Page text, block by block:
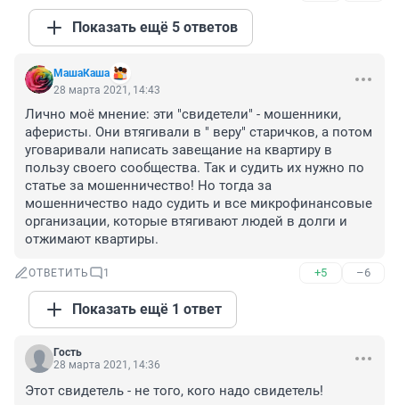
Показать ещё 5 ответов
МашаКаша
28 марта 2021, 14:43
Лично моё мнение: эти "свидетели" - мошенники,
аферисты. Они втягивали в " веру" старичков, а потом
уговаривали написать завещание на квартиру в
пользу своего сообщества. Так и судить их нужно по
статье за мошенничество! Но тогда за
мошенничество надо судить и все микрофинансовые
организации, которые втягивают людей в долги и
отжимают квартиры.
ОТВЕТИТЬ 1 +5 –6
Показать ещё 1 ответ
Гость
28 марта 2021, 14:36
Этот свидетель - не того, кого надо свидетель!